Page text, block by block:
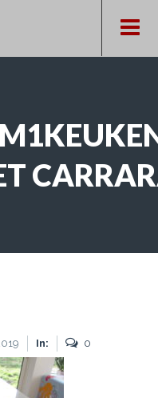
In: 0